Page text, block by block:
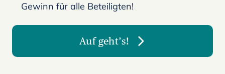
Gewinn für alle Beteiligten!
Auf geht’s!